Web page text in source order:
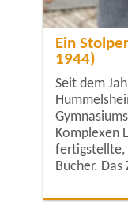
Ein
1944)
Seit dem
Komplexen
fertigstellte,
Bucher.